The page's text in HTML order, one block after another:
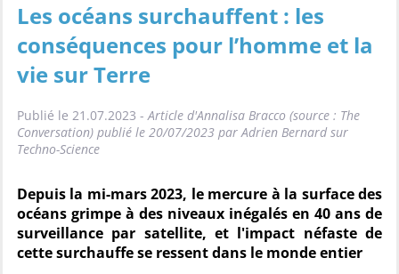
Les océans surchauffent : les
conséquences pour l’homme et la
vie sur Terre
Publié le 21.07.2023 -Article d'Annalisa Bracco (source : The
Conversation) publié le 20/07/2023 par Adrien Bernard sur
Techno-Science
Depuis la mi-mars 2023, le mercure à la surface des
océans grimpe à des niveaux inégalés en 40 ans de
surveillance par satellite, et l'impact néfaste de
cette surchauffe se ressent dans le monde entier